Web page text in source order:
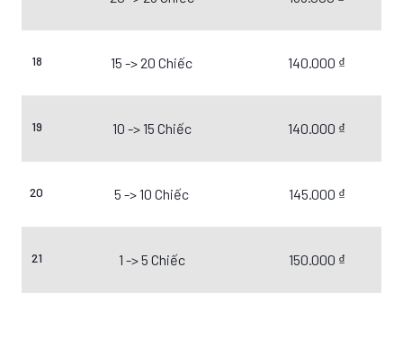
18 15 -> 20 Chiếc 140.000 ₫
19 10 -> 15 Chiếc 140.000 ₫
20 5 -> 10 Chiếc 145.000 ₫
21 1 -> 5 Chiếc 150.000 ₫